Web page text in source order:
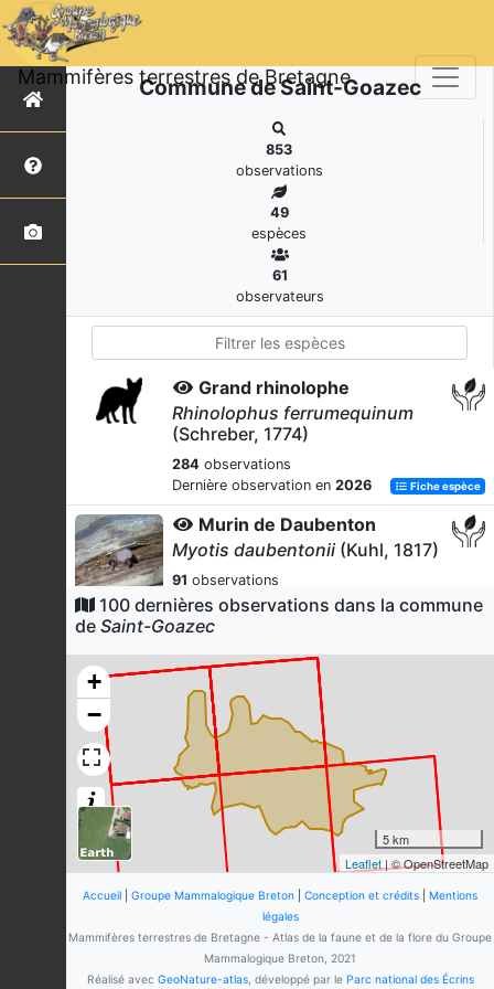
Mammifères terrestres de Bretagne
Commune de Saint-Goazec
853
observations
49
espèces
61
observateurs
Grand rhinolophe
Rhinolophus ferrumequinum
(Schreber, 1774)
284 observations
Dernière observation en 2026 Fiche espèce
Murin de Daubenton
Myotis daubentonii (Kuhl, 1817)
91 observations
Dernière observation en 2025 Fiche espèce
Loutre d'Europe
Lutra lutra(Linnaeus, 1758)
90observations
Dernière observation en
Murin à oreilles échancrées
Myotis emarginatus
(É. Geoffroy
Saint-Hilaire, 1806)
observations
Dernière observation en 2026 Fiche espèce
Rat musqué
Ondatra zibethicus
observations
Dernière observation en
Fiche espèce
100 dernières observations dans la commune
de Saint-Goazec
+
−
5 km
Leaflet | © OpenStreetMap
Accueil Groupe Mammalogique Breton Conception et crédits
Mentions
légales
Mammifères terrestres de Bretagne - Atlas de la faune et de la flore du Groupe
Mammalogique Breton, 2021
Réalisé avec GeoNature-atlas, développé par le Parc national des Écrins